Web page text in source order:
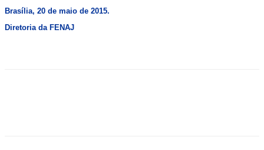
Brasília, 20 de maio de 2015.
Diretoria da FENAJ